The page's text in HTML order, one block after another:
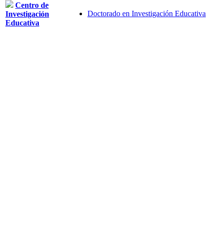
Centro de
Investigación
Educativa
Doctorado en Investigación Educativa